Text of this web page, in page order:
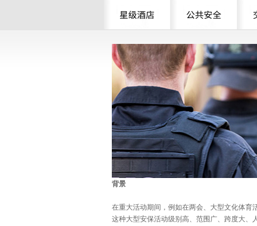
星级酒店 公共安全
背景
在重大活动期间，例如在两会、大型文化体育
这种大型安保活动级别高、范围广、跨度大、